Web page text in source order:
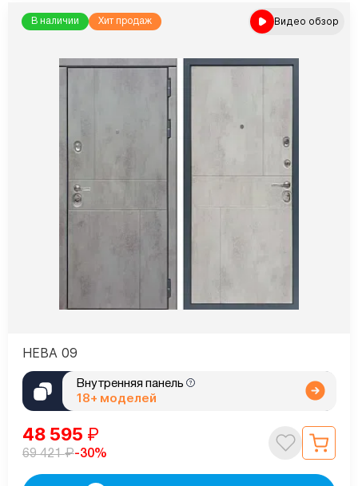
В наличии Хит продаж Видео обзор
НЕВА 09
Внутренняя панель
18+ моделей
48 595 ₽
69 421₽-30%